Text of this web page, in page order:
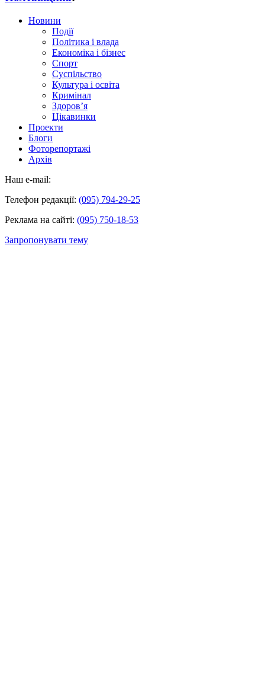
Новини
Події
Політика і влада
Економіка і бізнес
Спорт
Суспільство
Культура і освіта
Кримінал
Здоров’я
Цікавинки
Проекти
Блоги
Фоторепортажі
Архів
Наш e-mail:
Телефон редакції: (095) 794-29-25
Реклама на сайті: (095) 750-18-53
Запропонувати тему